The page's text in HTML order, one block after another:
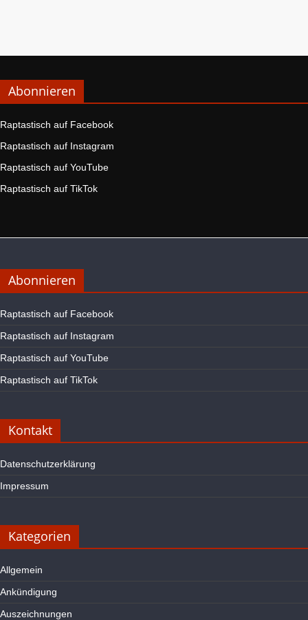
Abonnieren
Raptastisch auf Facebook
Raptastisch auf Instagram
Raptastisch auf YouTube
Raptastisch auf TikTok
Abonnieren
Raptastisch auf Facebook
Raptastisch auf Instagram
Raptastisch auf YouTube
Raptastisch auf TikTok
Kontakt
Datenschutzerklärung
Impressum
Kategorien
Allgemein
Ankündigung
Auszeichnungen